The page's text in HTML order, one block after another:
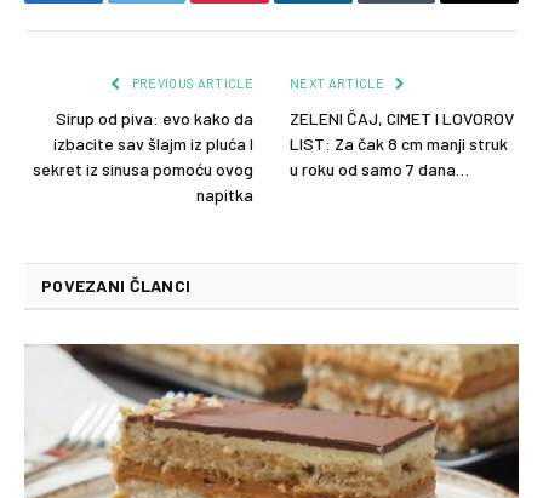
PREVIOUS ARTICLE
Sirup od piva: evo kako da
izbacite sav šlajm iz pluća I
sekret iz sinusa pomoću ovog
napitka
NEXT ARTICLE
ZELENI ČAJ, CIMET I LOVOROV
LIST: Za čak 8 cm manji struk
u roku od samo 7 dana…
POVEZANI ČLANCI